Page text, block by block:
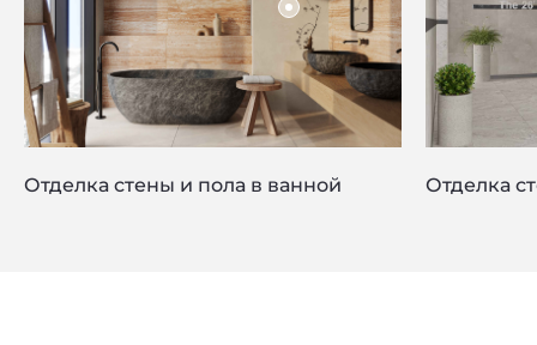
Отделка стены и пола в ванной Отделка
Privacy notice